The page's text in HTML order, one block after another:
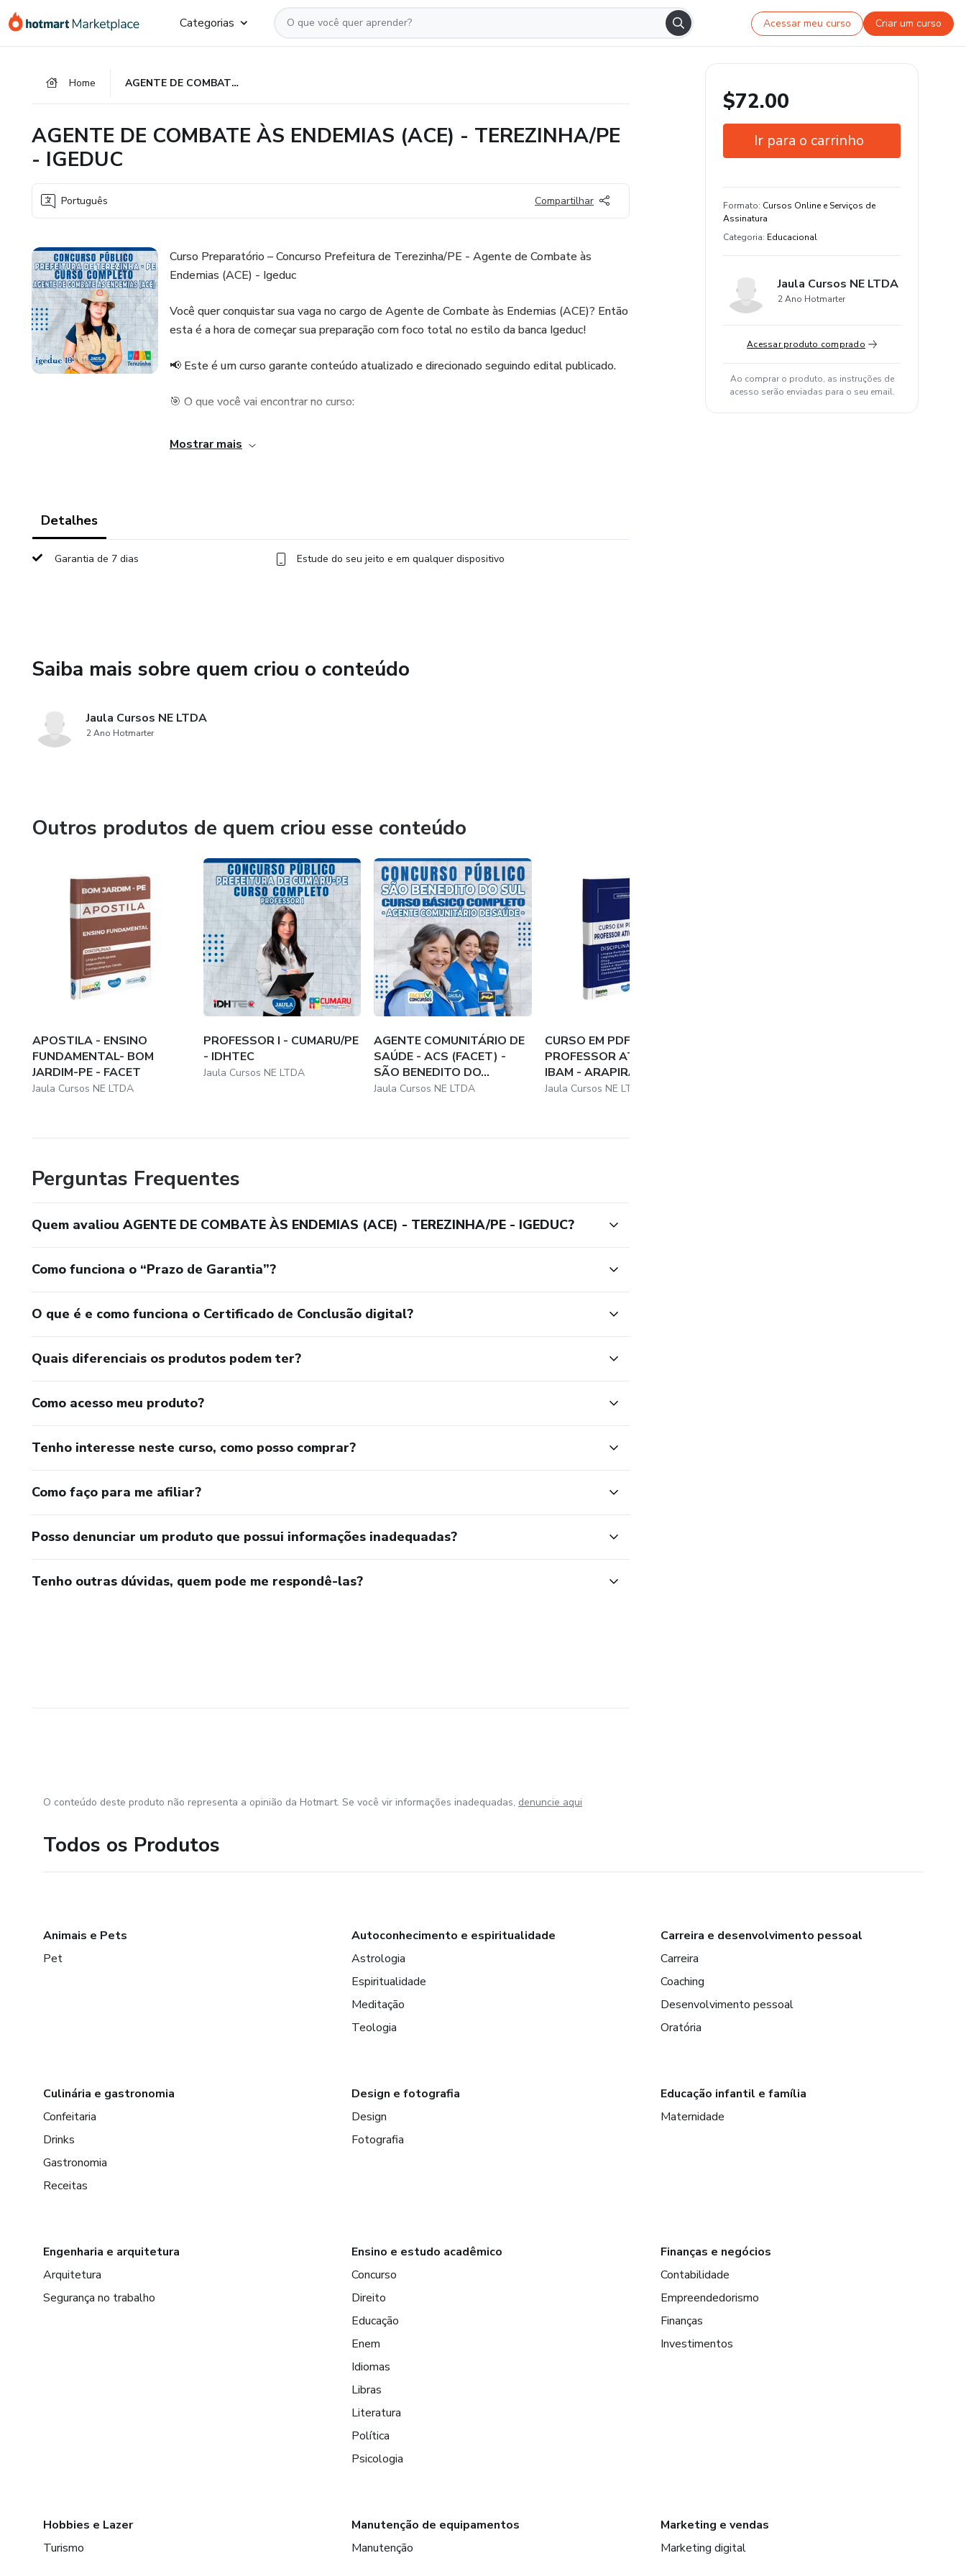
para
para
para
Categorias Acessar meu curso Criar um curso
Home AGENTE DE COMBATE ÀS ENDEMIAS (ACE) - TEREZINHA/PE - IGEDUC
AGENTE DE COMBATE ÀS ENDEMIAS (ACE) - TEREZINHA/PE
- IGEDUC
Português Compartilhar
Curso Preparatório – Concurso Prefeitura de Terezinha/PE - Agente de Combate às
Endemias (ACE) - Igeduc
Você quer conquistar sua vaga no cargo de Agente de Combate às Endemias (ACE)? Então
esta é a hora de começar sua preparação com foco total no estilo da banca Igeduc!
📢 Este é um curso garante conteúdo atualizado e direcionado seguindo edital publicado.
🎯 O que você vai encontrar no curso:
✅ Mais de 30 vídeo-aulas gravadas, com teoria e prática para todas as áreas do edital:
💥 Diferenciais:
✔ Foco no estilo da banca Igeduc;
✔ Professores especialistas;
✔ Conteúdo direto ao ponto, sem enrolação.
⚡ Garanta sua preparação antecipada e saia na frente da concorrência!
👉 Matricule-se agora e esteja pronto para conquistar sua vaga de Agente de Combate às
Endemias (ACE) em Terezinha/PE!
O curso será atualizado conforme o edital, assim que publicado!
Mostrar mais
Detalhes
Garantia de 7 dias Estude do seu jeito e em qualquer dispositivo
Saiba mais sobre quem criou o conteúdo
Jaula Cursos NE LTDA
2 Ano Hotmarter
Outros produtos de quem criou esse conteúdo
APOSTILA - ENSINO
FUNDAMENTAL- BOM
JARDIM-PE - FACET
Jaula Cursos NE LTDA
PROFESSOR I - CUMARU/PE
- IDHTEC
Jaula Cursos NE LTDA
AGENTE COMUNITÁRIO DE
SAÚDE - ACS (FACET) -
SÃO BENEDITO DO...
Jaula Cursos NE LTDA
CURSO EM PDF -
PROFESSOR ATIVIDADE -
IBAM - ARAPIRACA-AL
Jaula Cursos NE LTDA
Perguntas Frequentes
Quem avaliou AGENTE DE COMBATE ÀS ENDEMIAS (ACE) - TEREZINHA/PE - IGEDUC?
Como funciona o “Prazo de Garantia”?
O que é e como funciona o Certificado de Conclusão digital?
Quais diferenciais os produtos podem ter?
Como acesso meu produto?
Tenho interesse neste curso, como posso comprar?
Como faço para me afiliar?
Posso denunciar um produto que possui informações inadequadas?
Tenho outras dúvidas, quem pode me respondê-las?
$72.00
Ir para o carrinho
Estude do seu jeito e em qualquer
dispositivo
Formato: Cursos Online e Serviços de
Assinatura
Categoria: Educacional
Jaula Cursos NE LTDA
2 Ano Hotmarter
Acessar produto comprado
Ao comprar o produto, as instruções de
acesso serão enviadas para o seu email.
O conteúdo deste produto não representa a opinião da Hotmart. Se você vir informações inadequadas, denuncie aqui
Todos os Produtos
Animais e Pets
Pet
Autoconhecimento e espiritualidade
Astrologia
Espiritualidade
Meditação
Teologia
Carreira e desenvolvimento pessoal
Carreira
Coaching
Desenvolvimento pessoal
Oratória
Culinária e gastronomia
Confeitaria
Drinks
Gastronomia
Receitas
Design e fotografia
Design
Fotografia
Educação infantil e família
Maternidade
Engenharia e arquitetura
Arquitetura
Segurança no trabalho
Ensino e estudo acadêmico
Concurso
Direito
Educação
Enem
Idiomas
Libras
Literatura
Política
Psicologia
Finanças e negócios
Contabilidade
Empreendedorismo
Finanças
Investimentos
Hobbies e Lazer
Turismo
Manutenção de equipamentos
Manutenção
Marketing e vendas
Marketing digital